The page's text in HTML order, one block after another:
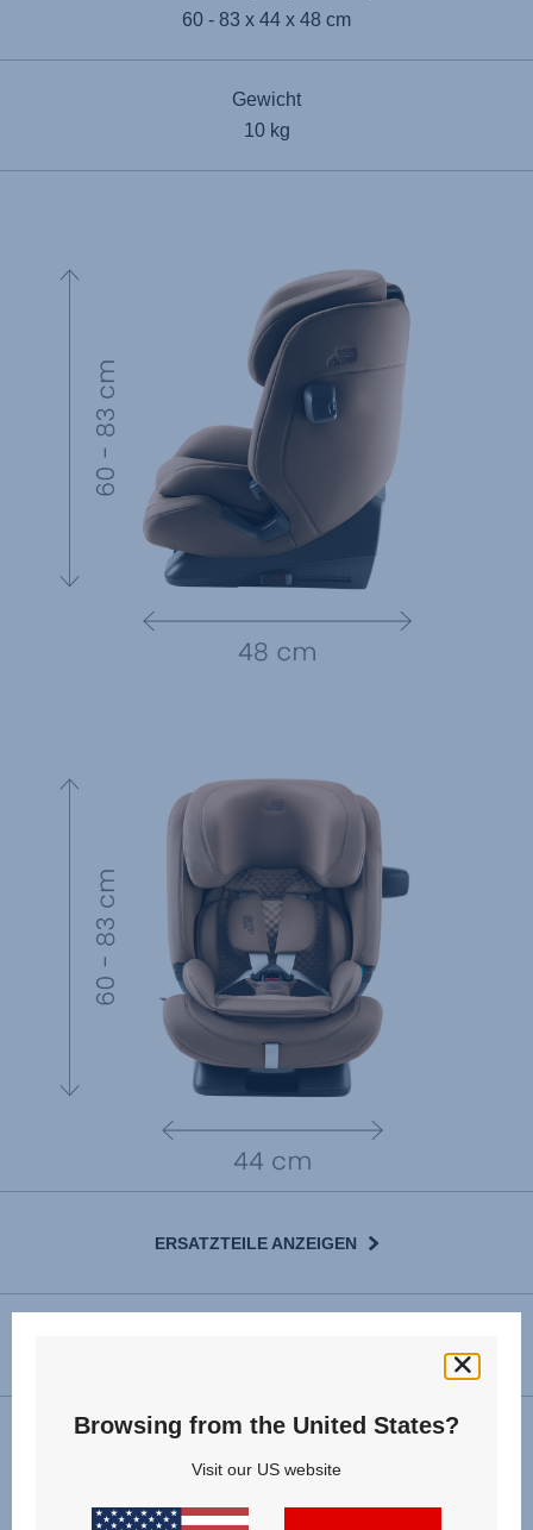
60 - 83 x 44 x 48 cm
Gewicht
10 kg
ERSATZTEILE ANZEIGEN
Installation
Browsing from the United States?
Visit our US website